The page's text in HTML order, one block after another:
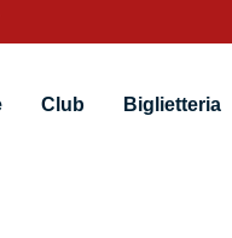
Club Biglietteria